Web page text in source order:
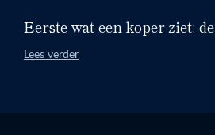
Eerste wat een koper ziet:
Lees verder